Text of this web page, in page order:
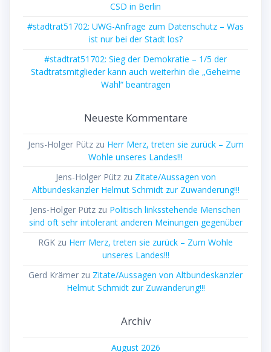
CSD in Berlin
#stadtrat51702: UWG-Anfrage zum Datenschutz – Was
ist nur bei der Stadt los?
#stadtrat51702: Sieg der Demokratie – 1/5 der
Stadtratsmitglieder kann auch weiterhin die „Geheime
Wahl“ beantragen
Neueste Kommentare
Jens-Holger Pützzu Herr Merz, treten sie zurück – Zum
Wohle unseres Landes!!!
Jens-Holger Pützzu Zitate/Aussagen von
Altbundeskanzler Helmut Schmidt zur Zuwanderung!!!
Jens-Holger Pütz zu Politisch linksstehende Menschen
sind oft sehr intolerant anderen Meinungen gegenüber
RGK zu Herr Merz, treten sie zurück – Zum Wohle
unseres Landes!!!
Gerd Krämer zu Zitate/Aussagen von Altbundeskanzler
Helmut Schmidt zur Zuwanderung!!!
Archiv
August 2026